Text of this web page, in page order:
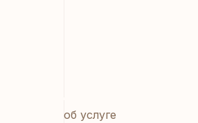
об услуге